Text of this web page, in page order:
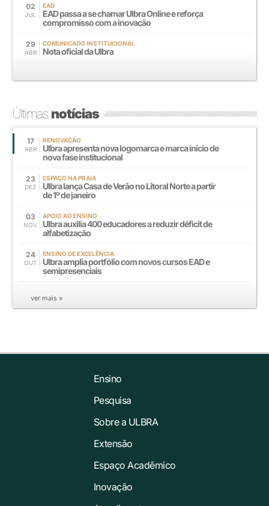
02
JUL
EAD
EAD passa a se chamar Ulbra Online e reforça
compromisso com a inovação
29
ABR
COMUNICADO INSTITUCIONAL
Nota oficial da Ulbra
Últimasnotícias
17
ABR
RENOVAÇÃO
Ulbra apresenta nova logomarca e marca início de
nova fase institucional
23
DEZ
ESPAÇO NA PRAIA
Ulbra lança Casa de Verão no Litoral Norte a partir
de 1º de janeiro
03
NOV
APOIO AO ENSINO
Ulbra auxilia 400 educadores a reduzir déficit de
alfabetização
24
OUT
ENSINO DE EXCELÊNCIA
Ulbra amplia portfólio com novos cursos EAD e
semipresenciais
ver mais »
Ensino
Pesquisa
Sobre a ULBRA
Extensão
Espaço Acadêmico
Inovação